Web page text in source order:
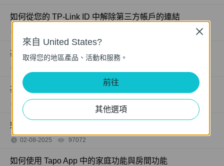
如何從您的 TP-Link ID 中解除第三方帳戶的連結
為什麼 TP-Link 需要我的電子郵件地址？
為什麼我會收到「我們注意到有新的登入」的電子郵件？
03-20-2025 views
如何在平板的 Tapo App 中建立 3D 地圖
02-08-2025 97072
如何使用 Tapo App 中的家庭功能與房間功能
來自 United States?
取得您的地區產品、活動和服務。
前往
其他選項
Close